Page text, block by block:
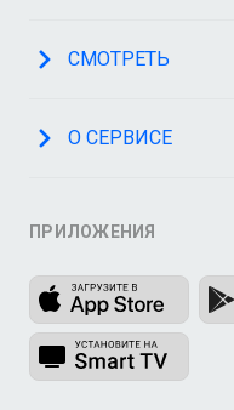
СМОТРЕТЬ
О СЕРВИСЕ
ПРИЛОЖЕНИЯ